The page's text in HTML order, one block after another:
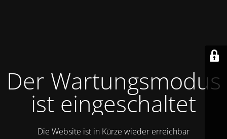
Der Wartungsmodus
ist eingeschaltet
Die Website ist in Kürze wieder erreichbar